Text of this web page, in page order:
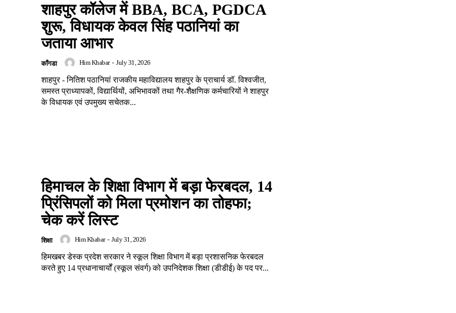
शाहपुर कॉलेज में BBA, BCA, PGDCA
शुरू, विधायक केवल सिंह पठानियां का
जताया आभार
काँगडा Him Khabar - July 31, 2026
शाहपुर - नितिश पठानियां राजकीय महाविद्यालय शाहपुर के प्राचार्य डॉ. विश्वजीत,
समस्त प्राध्यापकों, विद्यार्थियों, अभिभावकों तथा गैर-शैक्षणिक कर्मचारियों ने शाहपुर
के विधायक एवं उपमुख्य सचेतक...
हिमाचल के शिक्षा विभाग में बड़ा फेरबदल, 14
प्रिंसिपलों को मिला प्रमोशन का तोहफा;
चेक करें लिस्ट
शिक्षा Him Khabar - July 31, 2026
हिमखबर डेस्क प्रदेश सरकार ने स्कूल शिक्षा विभाग में बड़ा प्रशासनिक फेरबदल
करते हुए 14 प्रधानाचार्यों (स्कूल संवर्ग) को उपनिदेशक शिक्षा (डीडीई) के पद पर...